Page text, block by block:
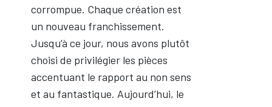
corrompue. Chaque création est
un nouveau franchissement.
Jusqu’à ce jour, nous avons plutôt
choisi de privilégier les pièces
accentuant le rapport au non sens
et au fantastique. Aujourd’hui, le